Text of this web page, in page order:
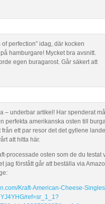
perfection” idag, där kocken
hamburgare! Mycket bra avsnitt.
egen buragarost. Går säkert att
– underbar artikel! Har spenderat
perfekta amerikanska osten till
från ett par resor det det gyllene
att hitta här.
processade osten som de du testat
jag förstått går att beställa via
Kraft-American-Cheese-
ref=sr_1_1?